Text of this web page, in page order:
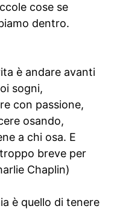
cose se
dentro.
è andare avanti
sogni,
con passione,
osando,
a chi osa. E
breve per
Chaplin)
è quello di tenere